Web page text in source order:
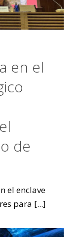
en el
de
el enclave
para [...]